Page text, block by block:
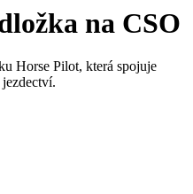
na CSO
Horse Pilot, která spojuje